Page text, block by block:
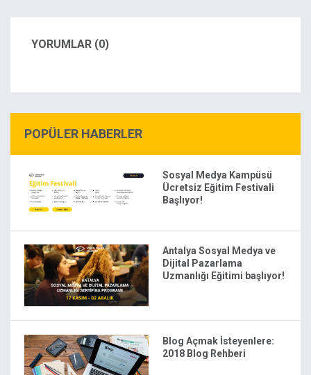
YORUMLAR (0)
POPÜLER HABERLER
Sosyal Medya Kampüsü
Ücretsiz Eğitim Festivali
Başlıyor!
Antalya Sosyal Medya ve
Dijital Pazarlama
Uzmanlığı Eğitimi başlıyor!
Blog Açmak İsteyenlere:
2018 Blog Rehberi